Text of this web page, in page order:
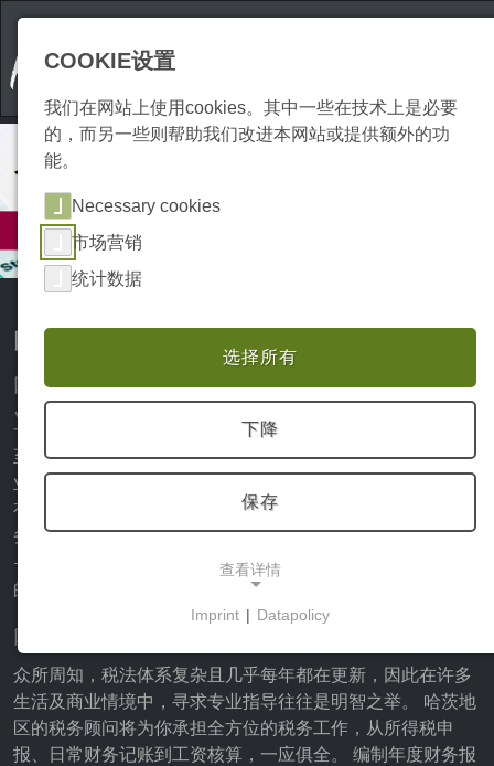
服务
税务咨询
哈茨地区的税务顾问
哈茨地区面向个人、个体经营者及企
业的税务咨询
至少在年度纳税申报临近或自己的企业正在发展壮大时，专
业的建议在字面意义上确实能为你省下真金白银。哈茨地区
有众多专业的税务事务所和税务咨询机构，可以为你处理税
务和经营管理事务。 从个人纳税申报、日常记账到创业指导
——只要有合适的税务顾问在您身边，您就能随时掌控自己
的税务和财务状况。
哈茨地区税务事务所的服务
众所周知，税法体系复杂且几乎每年都在更新，因此在许多
生活及商业情境中，寻求专业指导往往是明智之举。 哈茨地
区的税务顾问将为你承担全方位的税务工作，从所得税申
报、日常财务记账到工资核算，一应俱全。 编制年度财务报
COOKIE设置
我们在网站上使用cookies。其中一些在技术上是必要
的，而另一些则帮助我们改进本网站或提供额外的功
能。
Necessary cookies
市场营销
统计数据
选择所有
下降
保存
查看详情
这些cookies能够实现基本功能，是使用网站所必需
的。
Imprint | Datapolicy